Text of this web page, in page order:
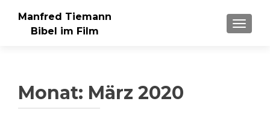
Manfred Tiemann
Bibel im Film
Monat: März 2020